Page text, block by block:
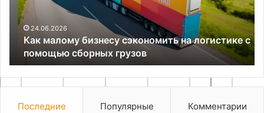
логистике
помощью
сборных
грузов
24.06.2026
Как малому бизнесу сэкономить на логистике с
помощью сборных грузов
Последние Популярные Комментарии